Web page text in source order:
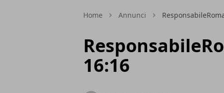
Home Annunci
16:16